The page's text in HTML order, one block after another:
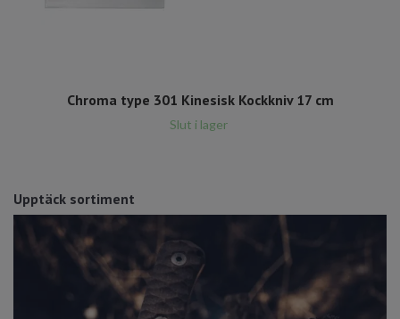
Upptäck sortiment
Chroma type 301 Kinesisk Kockkniv 17 cm
Slut i lager